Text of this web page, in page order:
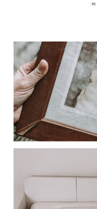
in: